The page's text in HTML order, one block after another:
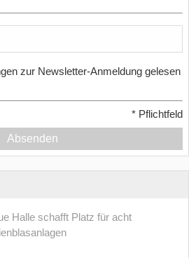
zur Newsletter-Anmeldung gelesen
* Pflichtfeld
Absenden
Halle schafft Platz für acht